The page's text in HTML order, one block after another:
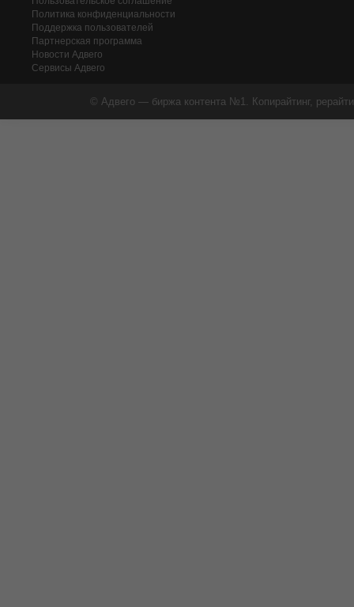
Политика конфиденциальности
Поддержка пользователей
Партнерская программа
Новости Адвего
Сервисы Адвего
© Адвего — биржа контента №1. Копирайтинг,